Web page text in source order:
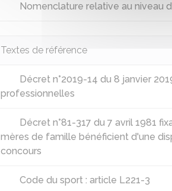
Nomenclature relative au niveau
Textes de référence
Décret n°2019-14 du 8 janvier
professionnelles
Décret n°81-317 du 7 avril 1981
mères de famille bénéficient d'une
concours
Code du sport : article L221-3